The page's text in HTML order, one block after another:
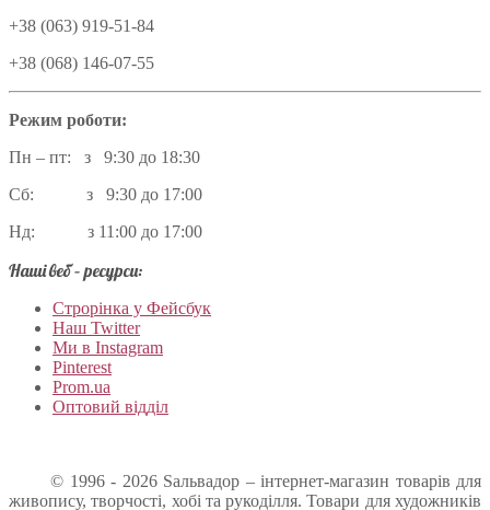
+38 (063) 919-51-84
+38 (068) 146-07-55
Режим роботи:
Пн – пт: з 9:30 до 18:30
Сб: з 9:30 до 17:00
Нд: з 11:00 до 17:00
Наші веб – ресурси:
Строрінка у Фейсбук
Наш Twitter
Ми в Instagram
Pinterest
Prom.ua
Оптовий відділ
© 1996 - 2026 Sальвадор – інтернет-магазин товарів для
живопису, творчості, хобі та рукоділля. Товари для художників